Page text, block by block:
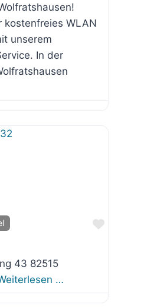
kostenfreies WLAN
unserem
In der
Favorit
43 82515
…